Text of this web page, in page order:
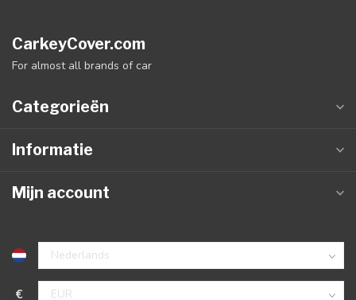
CarkeyCover.com
For almost all brands of car
Categorieën
Informatie
Mijn account
€